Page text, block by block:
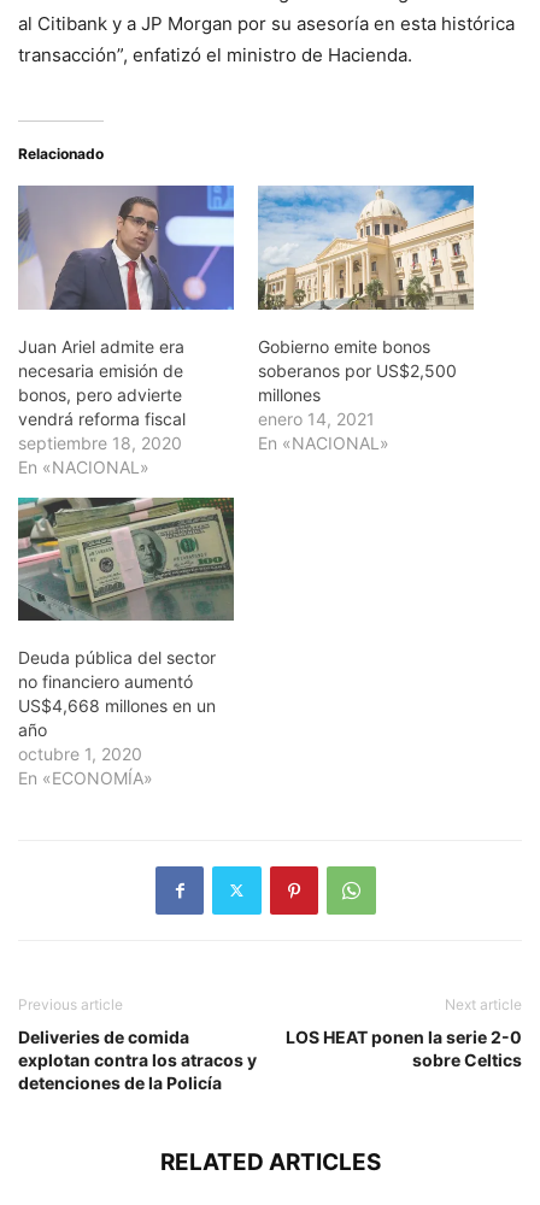
al Citibank y a JP Morgan por su asesoría en esta histórica
transacción”, enfatizó el ministro de Hacienda.
Relacionado
Juan Ariel admite era
necesaria emisión de
bonos, pero advierte
vendrá reforma fiscal
septiembre 18, 2020
En «NACIONAL»
Gobierno emite bonos
soberanos por US$2,500
millones
enero 14, 2021
En «NACIONAL»
Deuda pública del sector
no financiero aumentó
US$4,668 millones en un
año
octubre 1, 2020
En «ECONOMÍA»
Previous article
Deliveries de comida
explotan contra los atracos y
detenciones de la Policía
Next article
LOS HEAT ponen la serie 2-0
sobre Celtics
RELATED ARTICLES